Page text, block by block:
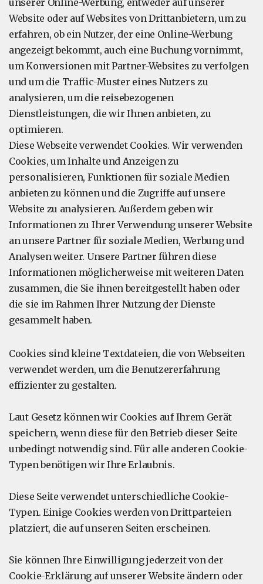
unserer Online-Werbung, entweder auf unserer
Website oder auf Websites von Drittanbietern, um zu
erfahren, ob ein Nutzer, der eine Online-Werbung
angezeigt bekommt, auch eine Buchung vornimmt,
um Konversionen mit Partner-Websites zu verfolgen
und um die Traffic-Muster eines Nutzers zu
analysieren, um die reisebezogenen
Dienstleistungen, die wir Ihnen anbieten, zu
optimieren.
Diese Webseite verwendet Cookies. Wir verwenden
Cookies, um Inhalte und Anzeigen zu
personalisieren, Funktionen für soziale Medien
anbieten zu können und die Zugriffe auf unsere
Website zu analysieren. Außerdem geben wir
Informationen zu Ihrer Verwendung unserer Website
an unsere Partner für soziale Medien, Werbung und
Analysen weiter. Unsere Partner führen diese
Informationen möglicherweise mit weiteren Daten
zusammen, die Sie ihnen bereitgestellt haben oder
die sie im Rahmen Ihrer Nutzung der Dienste
gesammelt haben.
Cookies sind kleine Textdateien, die von Webseiten
verwendet werden, um die Benutzererfahrung
effizienter zu gestalten.
Laut Gesetz können wir Cookies auf Ihrem Gerät
speichern, wenn diese für den Betrieb dieser Seite
unbedingt notwendig sind. Für alle anderen Cookie-
Typen benötigen wir Ihre Erlaubnis.
Diese Seite verwendet unterschiedliche Cookie-
Typen. Einige Cookies werden von Drittparteien
platziert, die auf unseren Seiten erscheinen.
Sie können Ihre Einwilligung jederzeit von der
Cookie-Erklärung auf unserer Website ändern oder